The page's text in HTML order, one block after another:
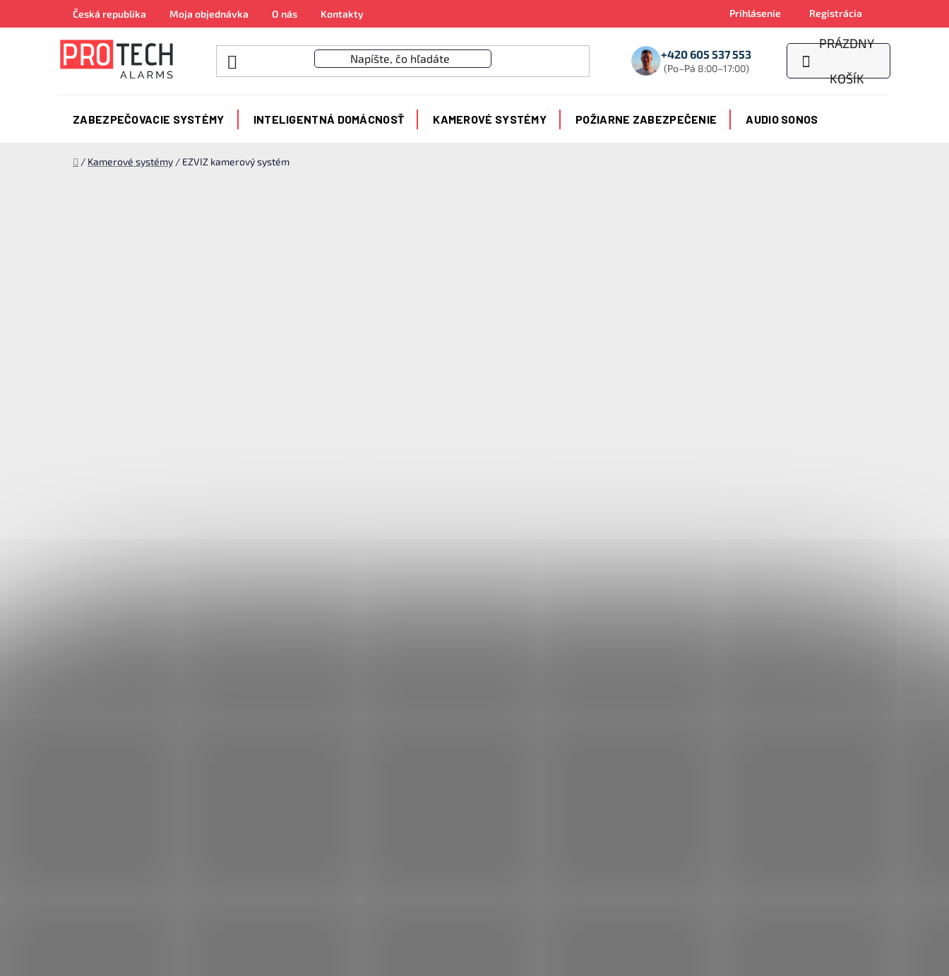
Česká republika Moja objednávka O nás Kontakty Prihlásenie Registrácia
+420 605 537 553
(Po–Pá 8:00–17:00)
NÁKUPNÝ
KOŠÍK
PRÁZDNY
KOŠÍK
ZABEZPEČOVACIE SYSTÉMY INTELIGENTNÁ DOMÁCNOSŤ KAMEROVÉ SYSTÉMY POŽIARNE ZABEZPEČENIE AUDIO SONOS
Domov
/ Kamerové systémy / EZVIZ kamerový systém